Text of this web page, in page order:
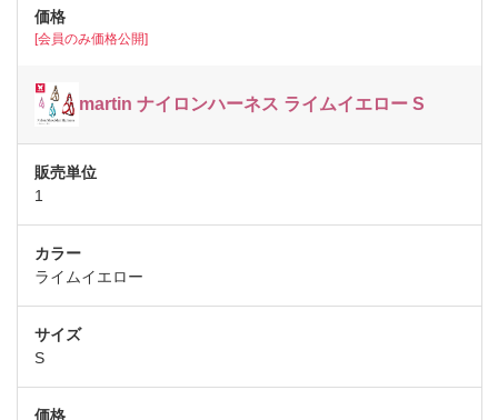
[会員のみ価格公開]
martin ナイロンハーネス ライムイエロー S
1
ライムイエロー
S